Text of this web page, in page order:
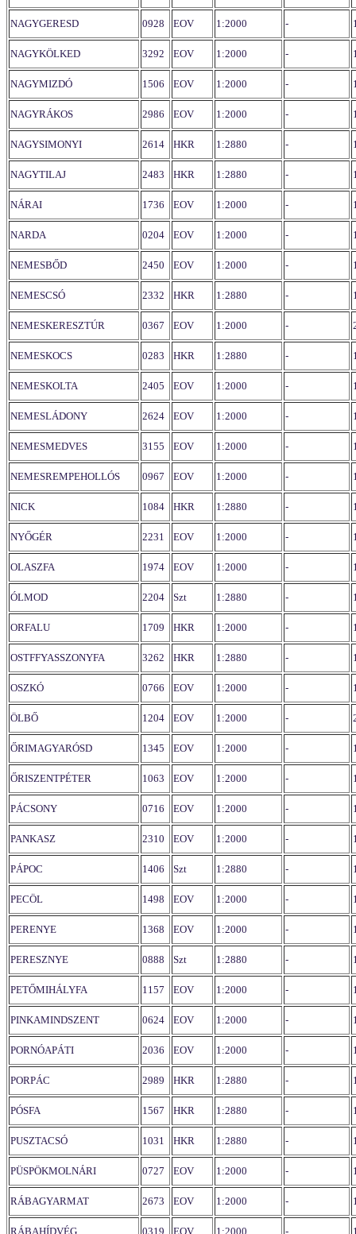
NAGYGERESD 0928 EOV 1:2000 -
NAGYKÖLKED 3292 EOV 1:2000 -
NAGYMIZDÓ 1506 EOV 1:2000 -
NAGYRÁKOS 2986 EOV 1:2000 -
NAGYSIMONYI 2614 HKR 1:2880 -
NAGYTILAJ 2483 HKR 1:2880 -
NÁRAI 1736 EOV 1:2000 -
NARDA 0204 EOV 1:2000 -
NEMESBŐD 2450 EOV 1:2000 -
NEMESCSÓ 2332 HKR 1:2880 -
NEMESKERESZTÚR 0367 EOV 1:2000 -
NEMESKOCS 0283 HKR 1:2880 -
NEMESKOLTA 2405 EOV 1:2000 -
NEMESLÁDONY 2624 EOV 1:2000 -
NEMESMEDVES 3155 EOV 1:2000 -
NEMESREMPEHOLLÓS 0967 EOV 1:2000 -
NICK 1084 HKR 1:2880 -
NYŐGÉR 2231 EOV 1:2000 -
OLASZFA 1974 EOV 1:2000 -
ÓLMOD 2204 Szt 1:2880 -
ORFALU 1709 HKR 1:2000 -
OSTFFYASSZONYFA 3262 HKR 1:2880 -
OSZKÓ 0766 EOV 1:2000 -
ÖLBŐ 1204 EOV 1:2000 -
ŐRIMAGYARÓSD 1345 EOV 1:2000 -
ŐRISZENTPÉTER 1063 EOV 1:2000 -
PÁCSONY 0716 EOV 1:2000 -
PANKASZ 2310 EOV 1:2000 -
PÁPOC 1406 Szt 1:2880 -
PECÖL 1498 EOV 1:2000 -
PERENYE 1368 EOV 1:2000 -
PERESZNYE 0888 Szt 1:2880 -
PETŐMIHÁLYFA 1157 EOV 1:2000 -
PINKAMINDSZENT 0624 EOV 1:2000 -
PORNÓAPÁTI 2036 EOV 1:2000 -
PORPÁC 2989 HKR 1:2880 -
PÓSFA 1567 HKR 1:2880 -
PUSZTACSÓ 1031 HKR 1:2880 -
PÜSPÖKMOLNÁRI 0727 EOV 1:2000 -
RÁBAGYARMAT 2673 EOV 1:2000 -
RÁBAHÍDVÉG 0319 EOV 1:2000 -